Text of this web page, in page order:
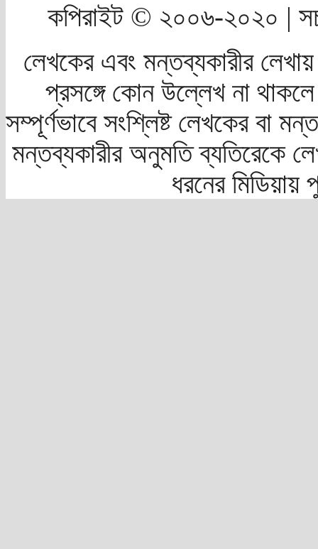
কপিরাইট © ২০০৬-২০২০ |
লেখকের এবং মন্তব্যকারীর
প্রসঙ্গে কোন উল্লেখ না
সম্পূর্ণভাবে সংশ্লিষ্ট লেখকের বা
মন্তব্যকারীর অনুমতি ব্যতিরেকে
ধরনের মিডিয়ায়